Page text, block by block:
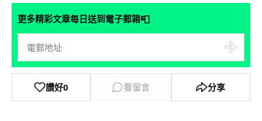
更多精彩文章每日送到電子郵箱📮
讚好0 看留言 分享